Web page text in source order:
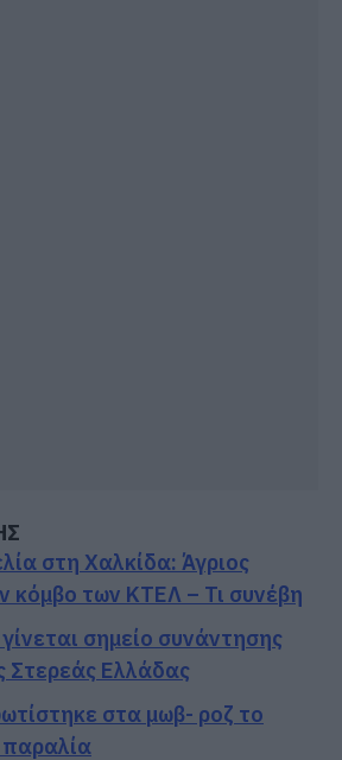
στη Χαλκίδα: Άγριος
κόμβο των ΚΤΕΛ – Τι συνέβη
σημείο συνάντησης
Στερεάς Ελλάδας
στα μωβ- ροζ το